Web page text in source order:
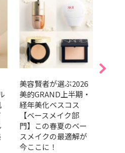
美容賢者が選ぶ2026
美的GRAND上半期・
経年美化ベスコス
【ベースメイク部
門】この春夏のベー
スメイクの最適解が
今ここに！